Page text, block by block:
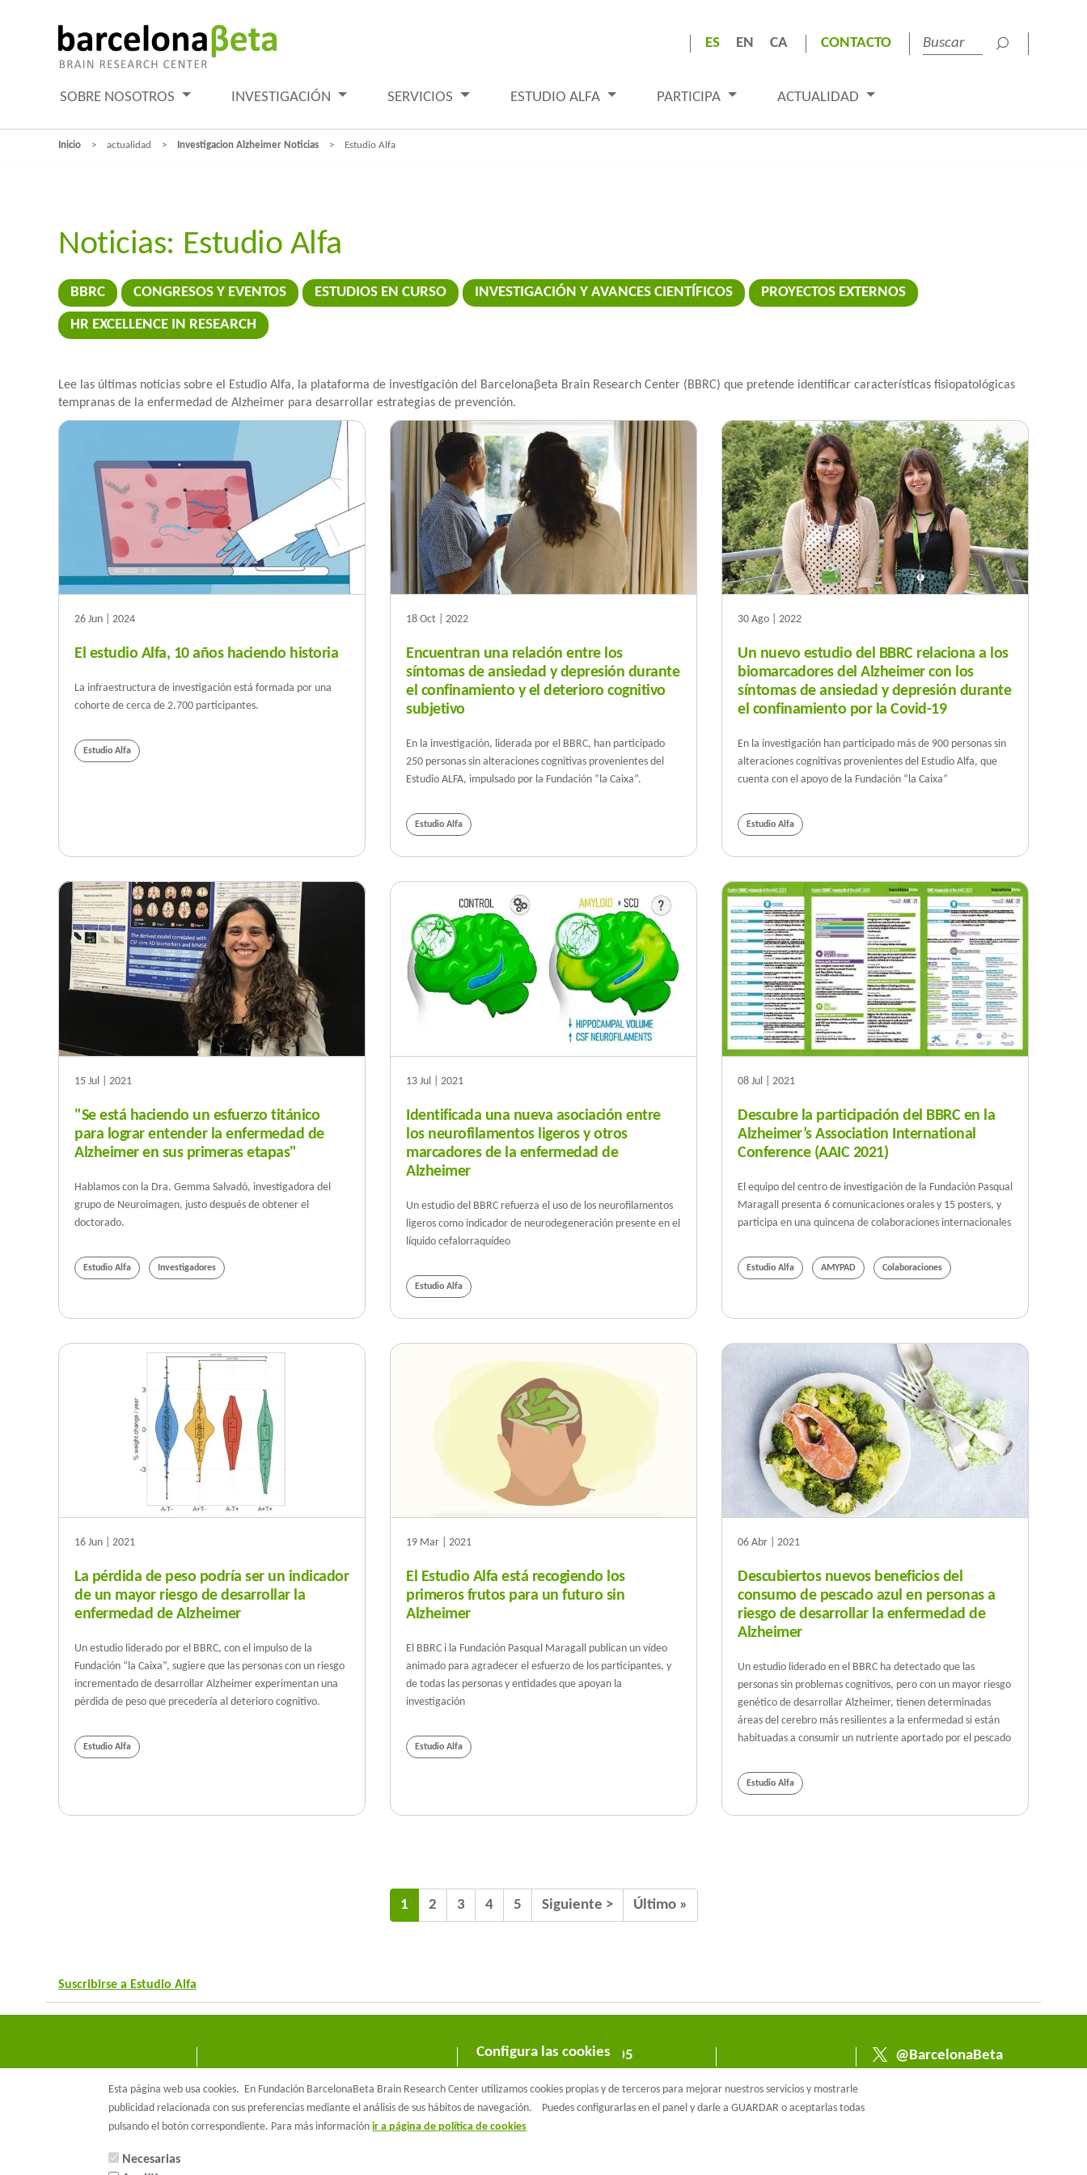
ES EN CA CONTACTO
SOBRE NOSOTROS INVESTIGACIÓN SERVICIOS ESTUDIO ALFA PARTICIPA ACTUALIDAD
Inicio actualidad Investigacion Alzheimer Noticias Estudio Alfa
Noticias: Estudio Alfa
BBRC CONGRESOS Y EVENTOS ESTUDIOS EN CURSO INVESTIGACIÓN Y AVANCES CIENTÍFICOS PROYECTOS EXTERNOS
HR EXCELLENCE IN RESEARCH
Lee las últimas noticias sobre el Estudio Alfa, la plataforma de investigación del Barcelonaβeta Brain Research Center (BBRC) que pretende identificar características fisiopatológicas
tempranas de la enfermedad de Alzheimer para desarrollar estrategias de prevención.
26 Jun | 2024
El estudio Alfa, 10 años haciendo historia
La infraestructura de investigación está formada por una
cohorte de cerca de 2.700 participantes.
Estudio Alfa
18 Oct | 2022
Encuentran una relación entre los
síntomas de ansiedad y depresión durante
el confinamiento y el deterioro cognitivo
subjetivo
En la investigación, liderada por el BBRC, han participado
250 personas sin alteraciones cognitivas provenientes del
Estudio ALFA, impulsado por la Fundación ”la Caixa”.
Estudio Alfa
30 Ago | 2022
Un nuevo estudio del BBRC relaciona a los
biomarcadores del Alzheimer con los
síntomas de ansiedad y depresión durante
el confinamiento por la Covid-19
En la investigación han participado más de 900 personas sin
alteraciones cognitivas provenientes del Estudio Alfa, que
cuenta con el apoyo de la Fundación “la Caixa”
Estudio Alfa
15 Jul | 2021
"Se está haciendo un esfuerzo titánico
para lograr entender la enfermedad de
Alzheimer en sus primeras etapas"
Hablamos con la Dra. Gemma Salvadó, investigadora del
grupo de Neuroimagen, justo después de obtener el
doctorado.
Estudio Alfa Investigadores
13 Jul | 2021
Identificada una nueva asociación entre
los neurofilamentos ligeros y otros
marcadores de la enfermedad de
Alzheimer
Un estudio del BBRC refuerza el uso de los neurofilamentos
ligeros como indicador de neurodegeneración presente en el
líquido cefalorraquídeo
Estudio Alfa
08 Jul | 2021
Descubre la participación del BBRC en la
Alzheimer’s Association International
Conference (AAIC 2021)
El equipo del centro de investigación de la Fundación Pasqual
Maragall presenta 6 comunicaciones orales y 15 posters, y
participa en una quincena de colaboraciones internacionales
Estudio Alfa AMYPAD Colaboraciones
16 Jun | 2021
La pérdida de peso podría ser un indicador
de un mayor riesgo de desarrollar la
enfermedad de Alzheimer
Un estudio liderado por el BBRC, con el impulso de la
Fundación “la Caixa”, sugiere que las personas con un riesgo
incrementado de desarrollar Alzheimer experimentan una
pérdida de peso que precedería al deterioro cognitivo.
Estudio Alfa
19 Mar | 2021
El Estudio Alfa está recogiendo los
primeros frutos para un futuro sin
Alzheimer
El BBRC i la Fundación Pasqual Maragall publican un vídeo
animado para agradecer el esfuerzo de los participantes, y
de todas las personas y entidades que apoyan la
investigación
Estudio Alfa
06 Abr | 2021
Descubiertos nuevos beneficios del
consumo de pescado azul en personas a
riesgo de desarrollar la enfermedad de
Alzheimer
Un estudio liderado en el BBRC ha detectado que las
personas sin problemas cognitivos, pero con un mayor riesgo
genético de desarrollar Alzheimer, tienen determinadas
áreas del cerebro más resilientes a la enfermedad si están
habituadas a consumir un nutriente aportado por el pescado
Estudio Alfa
1 2 3 4 5 Siguiente > Último »
Suscribirse a Estudio Alfa
C/ Wellington 30 - 08005
Barcelona
T +34 933 160 990 |
info@barcelonabeta.org
@BarcelonaBeta
Configura las cookies
Esta página web usa cookies. En Fundación BarcelonaBeta Brain Research Center utilizamos cookies propias y de terceros para mejorar nuestros servicios y mostrarle
publicidad relacionada con sus preferencias mediante el análisis de sus hábitos de navegación.
Puedes configurarlas en el panel y darle a GUARDAR o aceptarlas todas
pulsando el botón correspondiente. Para más informaciónir a página de política de cookies
Necesarias